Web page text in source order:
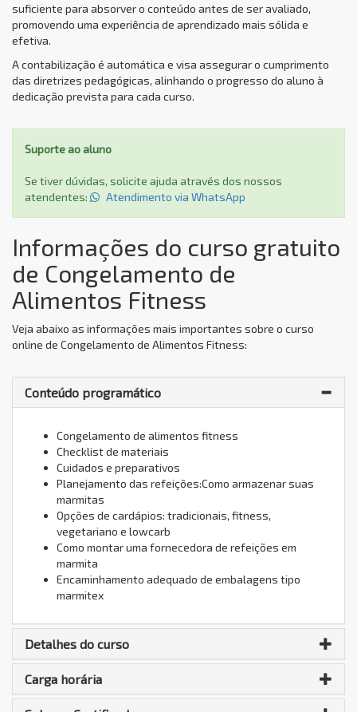
suficiente para absorver o conteúdo antes de ser avaliado,
promovendo uma experiência de aprendizado mais sólida e
efetiva.
A contabilização é automática e visa assegurar o cumprimento
das diretrizes pedagógicas, alinhando o progresso do aluno à
dedicação prevista para cada curso.
Suporte ao aluno
Se tiver dúvidas, solicite ajuda através dos nossos
atendentes:
Atendimento via WhatsApp
Informações do curso gratuito
de Congelamento de
Alimentos Fitness
Veja abaixo as informações mais importantes sobre o curso
online de Congelamento de Alimentos Fitness:
Conteúdo programático
Congelamento de alimentos fitness
Checklist de materiais
Cuidados e preparativos
Planejamento das refeições:Como armazenar suas
marmitas
Opções de cardápios: tradicionais, fitness,
vegetariano e lowcarb
Como montar uma fornecedora de refeições em
marmita
Encaminhamento adequado de embalagens tipo
marmitex
Detalhes do curso
Carga horária